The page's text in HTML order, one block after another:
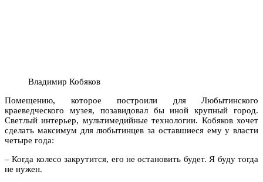
Владимир Кобяков
Помещению, которое построили для Любытинского
краеведческого музея, позавидовал бы иной крупный город.
Светлый интерьер, мультимедийные технологии. Кобяков хочет
сделать максимум для любытинцев за оставшиеся ему у власти
четыре года:
– Когда колесо закрутится, его не остановить будет. Я буду тогда
не нужен.